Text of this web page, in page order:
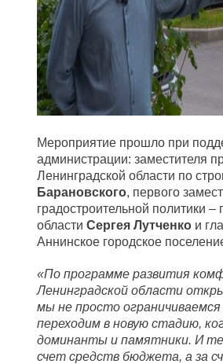
Мероприятие прошло при
администрации: заместителя
Ленинградской области по
Барановского, первого
градостроительной политики –
области Сергея Лутченко и
Аннинское городское
«По программе развития
Ленинградской области
мы не просто
переходим в новую стадию,
доминанты и памятники. И
счет средств бюджета, а за